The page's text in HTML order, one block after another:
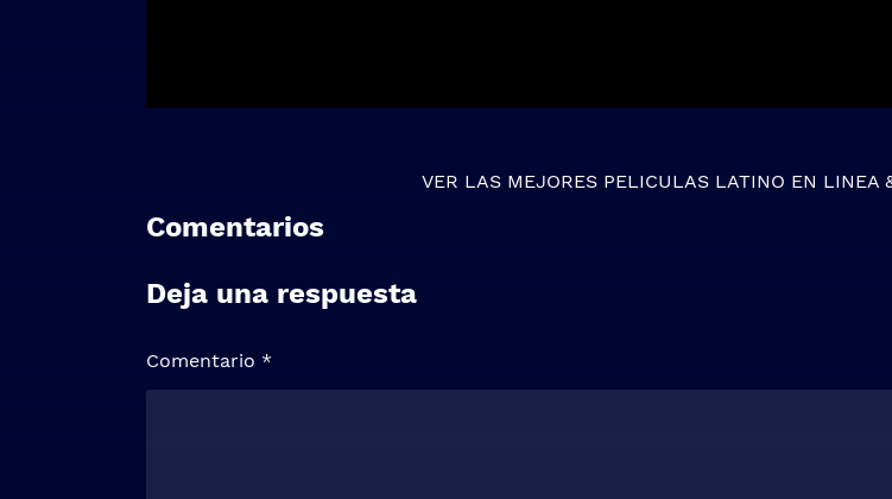
VER LAS MEJORES PELICULAS LATINO EN LINEA
Comentarios
Deja una respuesta
Comentario *